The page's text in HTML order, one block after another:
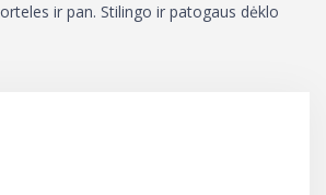
ir pan. Stilingo ir patogaus dėklo